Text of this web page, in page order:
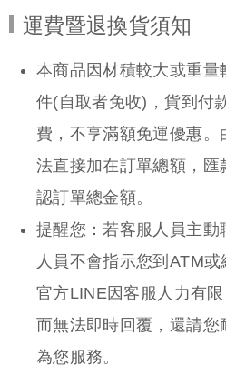
運費暨退換貨須知
本商品